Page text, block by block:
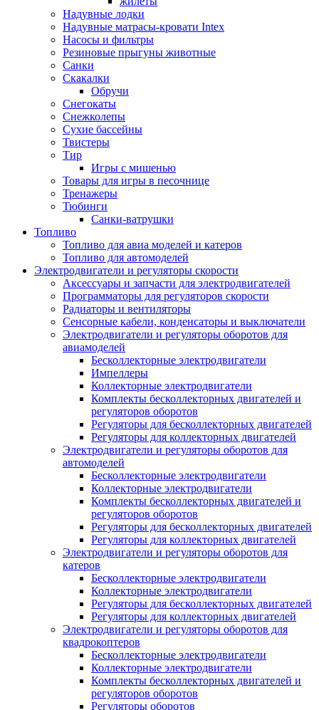
Надувные лодки
Надувные матрасы-кровати Intex
Насосы и фильтры
Резиновые прыгуны животные
Санки
Скакалки
Обручи
Снегокаты
Снежколепы
Сухие бассейны
Твистеры
Тир
Игры с мишенью
Товары для игры в песочнице
Тренажеры
Тюбинги
Санки-ватрушки
Топливо
Топливо для авиа моделей и катеров
Топливо для автомоделей
Электродвигатели и регуляторы скорости
Аксессуары и запчасти для электродвигателей
Программаторы для регуляторов скорости
Радиаторы и вентиляторы
Сенсорные кабели, конденсаторы и выключатели
Электродвигатели и регуляторы оборотов для
авиамоделей
Бесколлекторные электродвигатели
Импеллеры
Коллекторные электродвигатели
Комплекты бесколлекторных двигателей и
регуляторов оборотов
Регуляторы для бесколлекторных двигателей
Регуляторы для коллекторных двигателей
Электродвигатели и регуляторы оборотов для
автомоделей
Бесколлекторные электродвигатели
Коллекторные электродвигатели
Комплекты бесколлекторных двигателей и
регуляторов оборотов
Регуляторы для бесколлекторных двигателей
Регуляторы для коллекторных двигателей
Электродвигатели и регуляторы оборотов для
катеров
Бесколлекторные электродвигатели
Коллекторные электродвигатели
Регуляторы для бесколлекторных двигателей
Регуляторы для коллекторных двигателей
Электродвигатели и регуляторы оборотов для
квадрокоптеров
Бесколлекторные электродвигатели
Коллекторные электродвигатели
Комплекты бесколлекторных двигателей и
регуляторов оборотов
Регуляторы оборотов